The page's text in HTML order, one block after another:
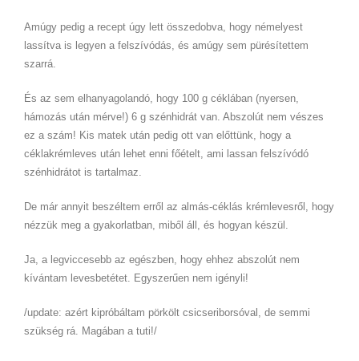
Amúgy pedig a recept úgy lett összedobva, hogy némelyest
lassítva is legyen a felszívódás, és amúgy sem pürésítettem
szarrá.
És az sem elhanyagolandó, hogy 100 g céklában (nyersen,
hámozás után mérve!) 6 g szénhidrát van. Abszolút nem vészes
ez a szám! Kis matek után pedig ott van előttünk, hogy a
céklakrémleves után lehet enni főételt, ami lassan felszívódó
szénhidrátot is tartalmaz.
De már annyit beszéltem erről az almás-céklás krémlevesről, hogy
nézzük meg a gyakorlatban, miből áll, és hogyan készül.
Ja, a legviccesebb az egészben, hogy ehhez abszolút nem
kívántam levesbetétet. Egyszerűen nem igényli!
/update: azért kipróbáltam pörkölt csicseriborsóval, de semmi
szükség rá. Magában a tuti!/